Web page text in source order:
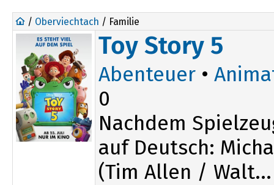
/ Oberviechtach / Familie
Toy Story 5
Abenteuer •
0
Nachdem
auf Deutsch:
(Tim Allen / Walt...